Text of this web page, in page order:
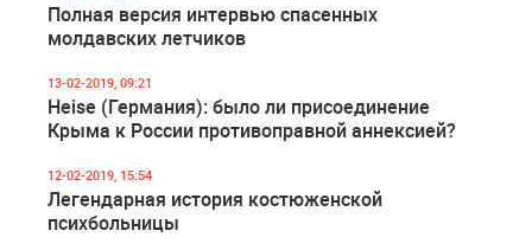
Полная версия интервью спасенных
молдавских летчиков
13-02-2019, 09:21
Heise (Германия): было ли присоединение
Крыма к России противоправной аннексией?
12-02-2019, 15:54
Легендарная история костюженской
психбольницы